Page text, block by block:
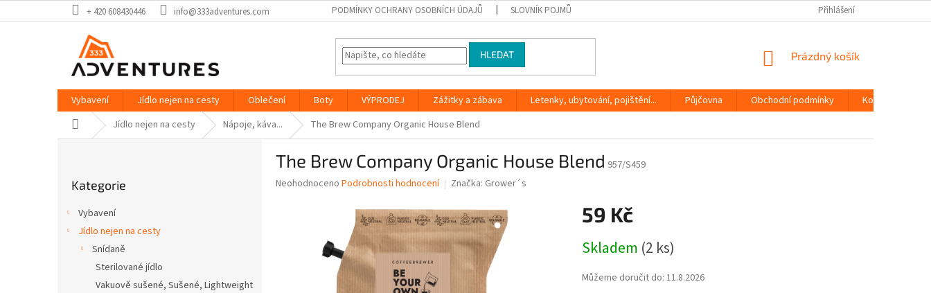
na
+ 420 608430446 info@333adventures.com PODMÍNKY OCHRANY OSOBNÍCH ÚDAJŮ SLOVNÍK POJMŮ Přihlášení
HLEDAT
NÁKUPNÍ
Prázdný košík
Vybavení Jídlo nejen na cesty Oblečení Boty VÝPRODEJ Zážitky a zábava Letenky, ubytování, pojištění... Půjčovna Obchodní podmínky
Kontakty
Domů Jídlo nejen na cesty Nápoje, káva... The Brew Company Organic House Blend
kategorie
Kategorie
Vybavení
Jídlo nejen na cesty
Snídaně
Sterilované jídlo
Vakuově sušené, Sušené, Lightweight
The Brew Company Organic House Blend 957/S459
Průměrné
Neohodnoceno Podrobnosti hodnocení Značka: Grower´s
59 Kč
cena:
Skladem (2 ks)
Můžeme doručit do: 11.8.2026